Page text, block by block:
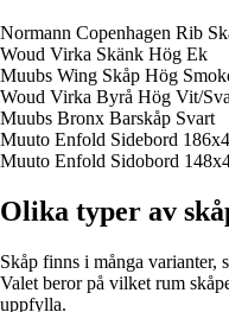
Normann Copenhagen Rib
Woud Virka Skänk Hög Ek
Muubs Wing Skåp Hög
Woud Virka Byrå Hög Vit/
Muubs Bronx Barskåp Svart
Muuto Enfold Sidebord
Muuto Enfold Sidobord
Olika typer av
Skåp finns i många varianter,
Valet beror på vilket rum
uppfylla.